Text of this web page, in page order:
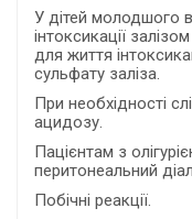
У дітей молодшого
інтоксикації
для життя
сульфату заліза.
При необхідності
ацидозу.
Пацієнтам з
перитонеальний
Побічні реакції.